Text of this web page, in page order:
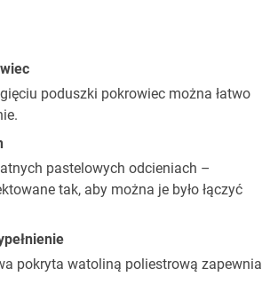
poduszki pokrowiec można łatwo
pastelowych odcieniach –
tak, aby można je było łączyć
pokryta watoliną poliestrową zapewnia